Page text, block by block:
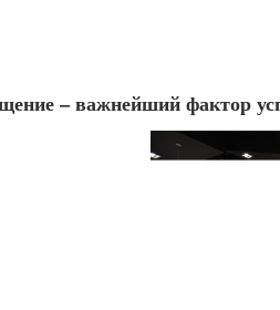
– важнейший фактор